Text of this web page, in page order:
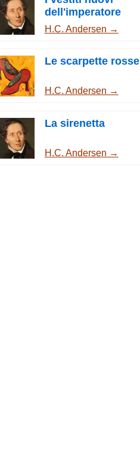
dell'imperatore
H.C. Andersen →
Le scarpette rosse
H.C. Andersen →
La sirenetta
H.C. Andersen →